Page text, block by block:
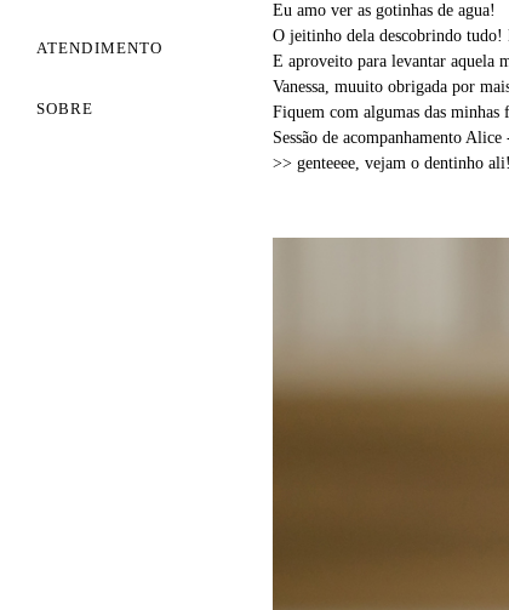
ATENDIMENTO
SOBRE
Eu amo ver as gotinhas de agua!
O jeitinho dela descobrindo tudo!
E aproveito para levantar aquela
Vanessa, muuito obrigada por
Fiquem com algumas das minhas
Sessão de acompanhamento Alice
>> genteeee, vejam o dentinho